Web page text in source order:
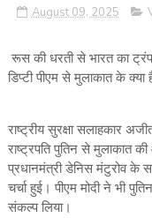
August 09, 2025
रूस की धरती से भारत का
डिप्टी पीएम से मुलाकात के क्या
राष्ट्रीय सुरक्षा सलाहकार
राष्ट्रपति पुतिन से मुलाकात
प्रधानमंत्री डेनिस मंटुरोव के
चर्चा हुई। पीएम मोदी ने भी
संकल्प लिया।